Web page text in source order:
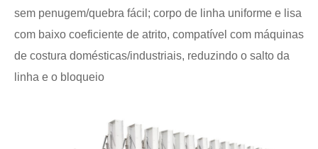
sem penugem/quebra fácil; corpo de linha uniforme e lisa
com baixo coeficiente de atrito, compatível com máquinas
de costura domésticas/industriais, reduzindo o salto da
linha e o bloqueio